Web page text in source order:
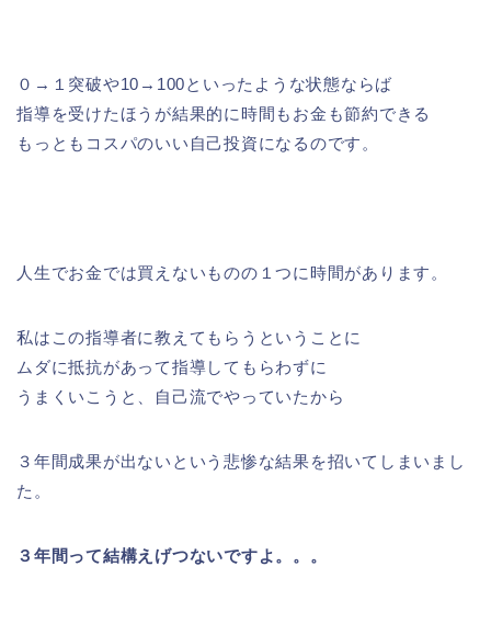
０→１突破や10→100といったような状態ならば
指導を受けたほうが結果的に時間もお金も節約できる
もっともコスパのいい自己投資になるのです。
人生でお金では買えないものの１つに時間があります。
私はこの指導者に教えてもらうということに
ムダに抵抗があって指導してもらわずに
うまくいこうと、自己流でやっていたから
３年間成果が出ないという悲惨な結果を招いてしまいまし
た。
３年間って結構えげつないですよ。。。